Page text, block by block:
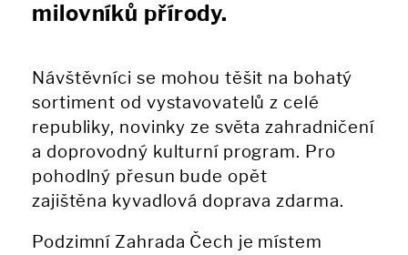
milovníků přírody.
Návštěvníci se mohou těšit na bohatý
sortiment od vystavovatelů z celé
republiky, novinky ze světa zahradničení
a doprovodný kulturní program. Pro
pohodlný přesun bude opět
zajištěna kyvadlová doprava zdarma.
Podzimní Zahrada Čech je místem